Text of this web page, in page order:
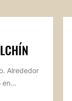
Alrededor
en...